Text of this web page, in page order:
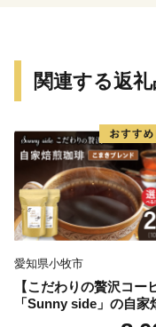
す。
なりましたが、
当時の尼崎城西三
本丸の一部である
天守が整備されるこ
平成31年3月、400
関連する返
愛知県小牧市
【こだわりの贅沢コー
「Sunny side」の自家
琲こまきブレンド（